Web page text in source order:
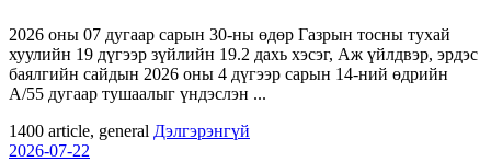
2026 оны 07 дугаар сарын 30-ны өдөр Газрын тосны тухай
хуулийн 19 дүгээр зүйлийн 19.2 дахь хэсэг, Аж үйлдвэр, эрдэс
баялгийн сайдын 2026 оны 4 дүгээр сарын 14-ний өдрийн
А/55 дугаар тушаалыг үндэслэн ...
1400 article, general Дэлгэрэнгүй
2026-07-22